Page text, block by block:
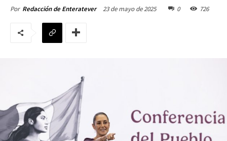
Por Redacción de Enteratever 23 de mayo de 2025 0 726